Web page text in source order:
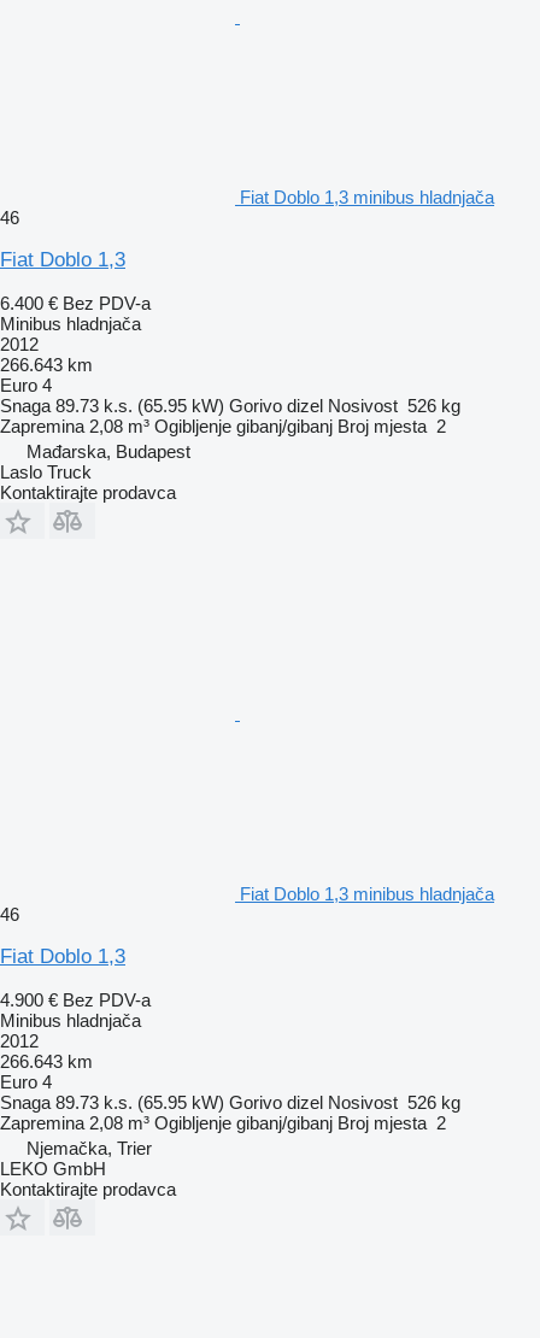
Fiat Doblo 1,3 minibus hladnjača
46
Fiat Doblo 1,3
6.400 € Bez PDV-a
Minibus hladnjača
2012
266.643 km
Euro 4
Snaga 89.73 k.s. (65.95 kW) Gorivo dizel Nosivost 526 kg
Zapremina 2,08 m³ Ogibljenje gibanj/gibanj Broj mjesta 2
Mađarska, Budapest
Laslo Truck
Kontaktirajte prodavca
Fiat Doblo 1,3 minibus hladnjača
46
Fiat Doblo 1,3
4.900 € Bez PDV-a
Minibus hladnjača
2012
266.643 km
Euro 4
Snaga 89.73 k.s. (65.95 kW) Gorivo dizel Nosivost 526 kg
Zapremina 2,08 m³ Ogibljenje gibanj/gibanj Broj mjesta 2
Njemačka, Trier
LEKO GmbH
Kontaktirajte prodavca